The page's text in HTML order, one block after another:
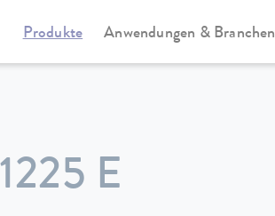
Produkte Anwendungen & Branchen
Universa
E